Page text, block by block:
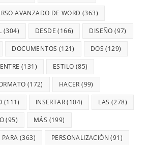
AVANZADO DE WORD (363)
(304) DESDE (166) DISEÑO (97)
DOCUMENTOS (121) DOS (129)
ENTRE (131) ESTILO (85)
(172) HACER (99)
(111) INSERTAR(104) LAS (278)
(95) MÁS (199)
PARA (363) PERSONALIZACIÓN (91)